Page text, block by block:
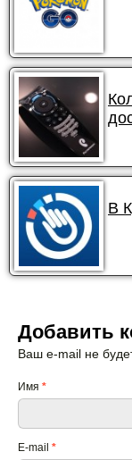
В
Добавить
Ваш e-mail не
Имя *
E-mail *